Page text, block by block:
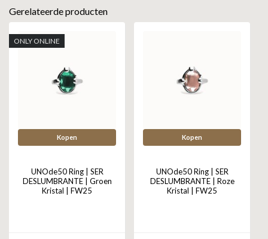
Gerelateerde producten
ONLY ONLINE
Kopen
UNOde50 Ring | SER
DESLUMBRANTE | Groen
Kristal | FW25
Kopen
UNOde50 Ring | SER
DESLUMBRANTE | Roze
Kristal | FW25